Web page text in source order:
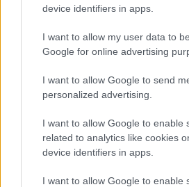
device identifiers in apps.
I want to allow my user data to
Google for online advertising
I want to allow Google to send
personalized advertising.
I want to allow Google to enable
related to analytics like cookies
device identifiers in apps.
I want to allow Google to enable
La psicosi del
news che ci fanno
paura
4 Marzo 2026 - 22:29Italo Lauro
un titolo, è un grido d’allerta
altri, ha infiammato le chat di